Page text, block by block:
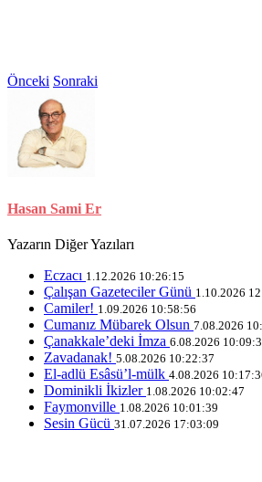
Önceki Sonraki
Hasan Sami Er
Yazarın Diğer Yazıları
Eczacı 1.12.2026 10:26:15
Çalışan Gazeteciler Günü 1.10.2026
Camiler! 1.09.2026 10:58:56
Cumanız Mübarek Olsun 7.08.2026
Çanakkale’deki İmza 6.08.2026
Zavadanak! 5.08.2026 10:22:37
El-adlü Esâsü’l-mülk 4.08.2026
Dominikli İkizler 1.08.2026 10:02:47
Faymonville 1.08.2026 10:01:39
Sesin Gücü 31.07.2026 17:03:09